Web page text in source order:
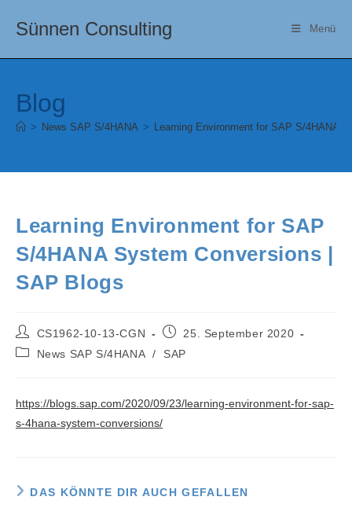
InhaltSünnen Consulting Menü
Blog
> News SAP S/4HANA > Learning Environment for SAP S/4HANA
Learning Environment for SAP
S/4HANA System Conversions |
SAP Blogs
Beitrags-
Autor:
CS1962-10-13-CGN
Beitrag25. September 2020
Beitrags-
News SAP S/4HANA / SAP
https://blogs.sap.com/2020/09/23/learning-environment-for-sap-
s-4hana-system-conversions/
DAS KÖNNTE DIR AUCH GEFALLEN